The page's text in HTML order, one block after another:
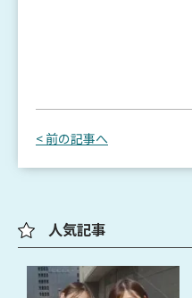
< 前の記事へ
人気記事